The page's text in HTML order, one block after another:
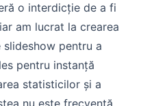
o interdicție de a fi
am lucrat la crearea
pentru a
pentru instanță
statisticilor și a